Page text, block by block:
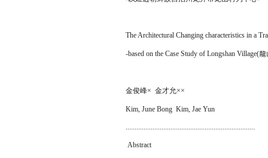
The Architectural Changing characteristics in a
-based on the Case Study of Longshan Village(
金俊峰× 金才允××
Kim, June Bong Kim, Jae Yun
........................................................................
Abstract